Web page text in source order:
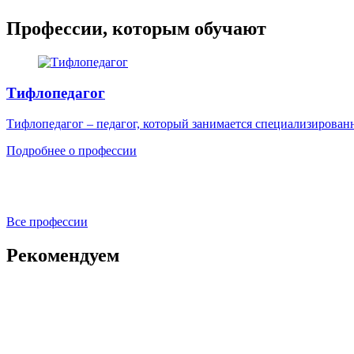
Профессии, которым обучают
Тифлопедагог
Тифлопедагог – педагог, который занимается
Подробнее о профессии
Все профессии
Рекомендуем